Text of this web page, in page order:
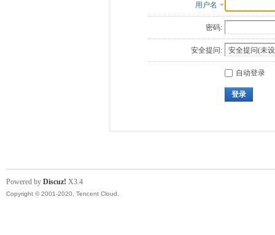
用户名
密码:
安全提问:
自动登录
登录
Powered by Discuz! X3.4
Copyright © 2001-2020, Tencent Cloud.